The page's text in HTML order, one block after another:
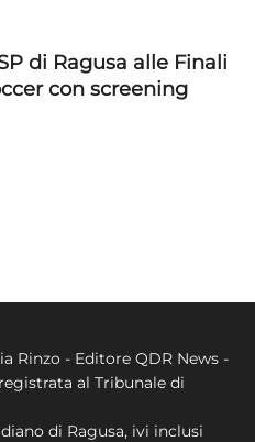
di Ragusa alle Finali
con screening
Rinzo - Editore QDR News -
al Tribunale di
di Ragusa, ivi inclusi